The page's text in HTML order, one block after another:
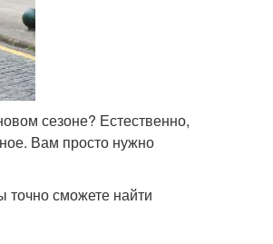
сезоне? Естественно,
Вам просто нужно
точно сможете найти